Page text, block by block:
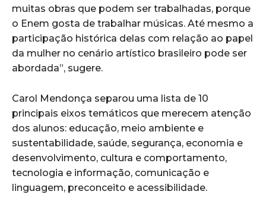
muitas obras que podem ser trabalhadas, porque
o Enem gosta de trabalhar músicas. Até mesmo a
participação histórica delas com relação ao papel
da mulher no cenário artístico brasileiro pode ser
abordada”, sugere.
Carol Mendonça separou uma lista de 10
principais eixos temáticos que merecem atenção
dos alunos: educação, meio ambiente e
sustentabilidade, saúde, segurança, economia e
desenvolvimento, cultura e comportamento,
tecnologia e informação, comunicação e
linguagem, preconceito e acessibilidade.